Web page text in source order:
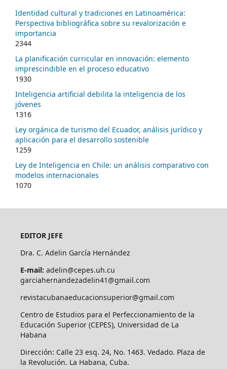
Identidad cultural y tradiciones en Latinoamérica:
Perspectiva bibliográfica sobre su revalorización e
importancia
2344
La planificación curricular en innovación: elemento
imprescindible en el proceso educativo
1930
Inteligencia artificial debilita la inteligencia de los
jóvenes
1316
Ley orgánica de turismo del Ecuador, análisis jurídico y
aplicación para el desarrollo sostenible
1259
Ley de Inteligencia en Chile: un análisis comparativo con
modelos internacionales
1070
EDITOR JEFE
Dra. C. Adelin García Hernández
E-mail: adelin@cepes.uh.cu
garciahernandezadelin41@gmail.com
revistacubanaeducacionsuperior@gmail.com
Centro de Estudios para el Perfeccionamiento de la
Educación Superior (CEPES), Universidad de La
Habana
Dirección: Calle 23 esq. 24, No. 1463. Vedado. Plaza de
la Revolución. La Habana, Cuba.